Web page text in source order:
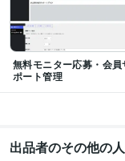
無料モニター応募・会員
ポート管理
出品者のその他の